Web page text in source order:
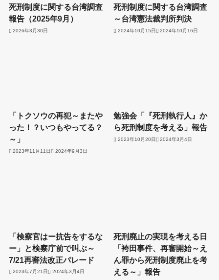
死刑制度に関する台湾調査
報告（2025年9月）
2026年3月30日
死刑制度に関する台湾調査
～台湾憲法裁判所判決
2024年10月15日 2024年10月16日
「トクソウの再犯～またや
った！？いつもやってる？
～」
2023年11月11日 2024年9月3日
勉強会「『死刑執行人』か
ら死刑制度を考える」報告
2023年10月20日 2024年3月4日
「検察官はー抗告をするな
ー」と検察庁前で叫ぶ～
7/21再審法改正パレード
2023年7月21日 2024年3月4日
死刑廃止の実現を考える日
「袴田事件、再審開始～え
ん罪から死刑制度廃止を考
える～」報告